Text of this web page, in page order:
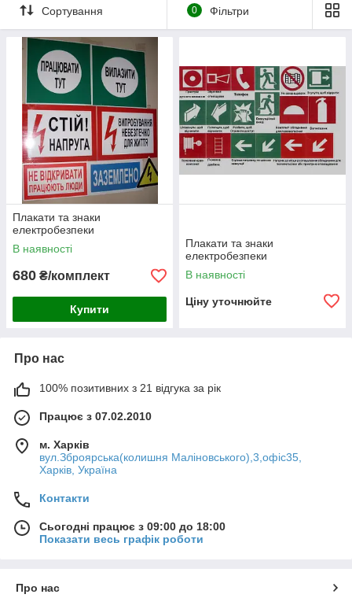
Сортування 0 Фільтри
Плакати та знаки
електробезпеки
В наявності
680 ₴/комплект
Купити
Плакати та знаки
електробезпеки
В наявності
Ціну уточнюйте
Про нас
100% позитивних з 21 відгука за рік
Працює з 07.02.2010
м. Харків
вул.Зброярська(колишня Маліновського),3,офіс35,
Харків, Україна
Контакти
Сьогодні працює з 09:00 до 18:00
Показати весь графік роботи
Про нас